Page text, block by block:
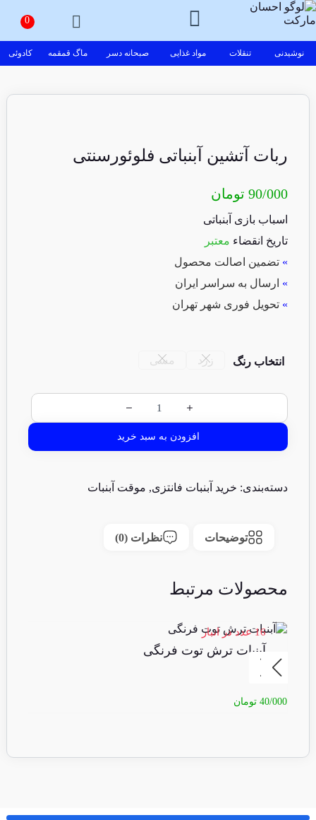
نوشیدنی تنقلات مواد غذایی صبحانه دسر ماگ قمقمه کادوئی
ربات آتشین آبنباتی فلوئورسنتی
90/000 تومان
اسباب بازی آبنباتی
تاریخ انقضاء معتبر
» تضمین اصالت محصول
» ارسال به سراسر ایران
» تحویل فوری شهر تهران
انتخاب رنگ زرد مسی
افزودن به سبد خرید
دسته‌بندی: خرید آبنبات فانتزی, موقت آبنبات
توضیحات نظرات (0)
محصولات مرتبط
16 عدد در انبار
آبنبات ترش توت فرنگی
40/000 تومان